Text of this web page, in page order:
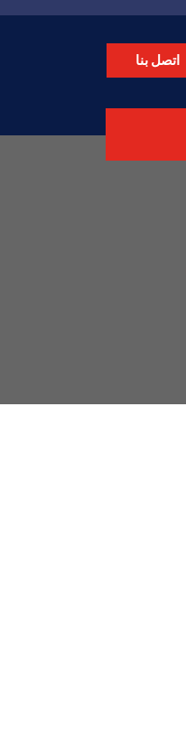
اتصل بنا